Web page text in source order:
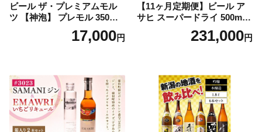
ビール ザ・プレミアムモル
ツ 【神泡】 プレモル 350ml
× 24本 サントリー〈天然水の
ビール工場〉群馬※沖縄・離
17,000円
【11ヶ月定期便】ビール ア
サヒ スーパードライ 500ml 2
4本 1ケース×11ヶ月 | アサヒ
ビール 究極の辛口 酒 お酒 ア
uper dry 11回 缶ビール 缶 ギ
フト 内祝い 茨城県守谷市 送
料無料
231,000円